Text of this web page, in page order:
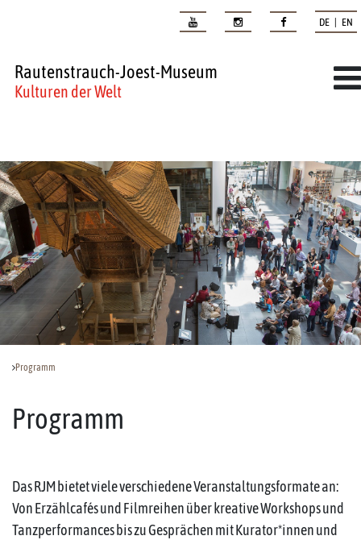
DE | EN
Rautenstrauch-Joest-Museum
Kulturen der Welt
Programm
Programm
Das RJM bietet viele verschiedene Veranstaltungsformate an:
Von Erzählcafés und Filmreihen über kreative Workshops und
Tanzperformances bis zu Gesprächen mit Kurator*innen und